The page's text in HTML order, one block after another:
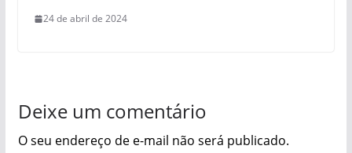
24 de abril de 2024
Deixe um comentário
O seu endereço de e-mail não será publicado.